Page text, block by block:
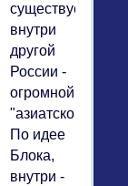
существует
внутри
другой
России -
огромной,
"азиатской".
По идее
Блока,
внутри -